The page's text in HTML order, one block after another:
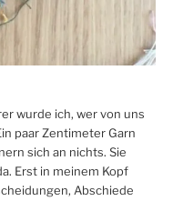
wurde ich, wer von uns
paar Zentimeter Garn
sich an nichts. Sie
Erst in meinem Kopf
Abschiede